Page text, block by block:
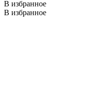
В избранное
В избранное